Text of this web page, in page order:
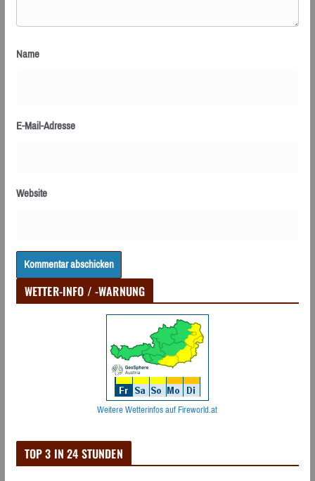
Name
E-Mail-Adresse
Website
WETTER-INFO / -WARNUNG
Weitere Wetterinfos auf Fireworld.at
TOP 3 IN 24 STUNDEN